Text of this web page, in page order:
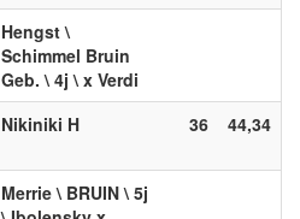
Hengst \
Schimmel Bruin
Geb. \ 4j \ x Verdi
Nikiniki H 36 44,34
Merrie \ BRUIN \ 5j